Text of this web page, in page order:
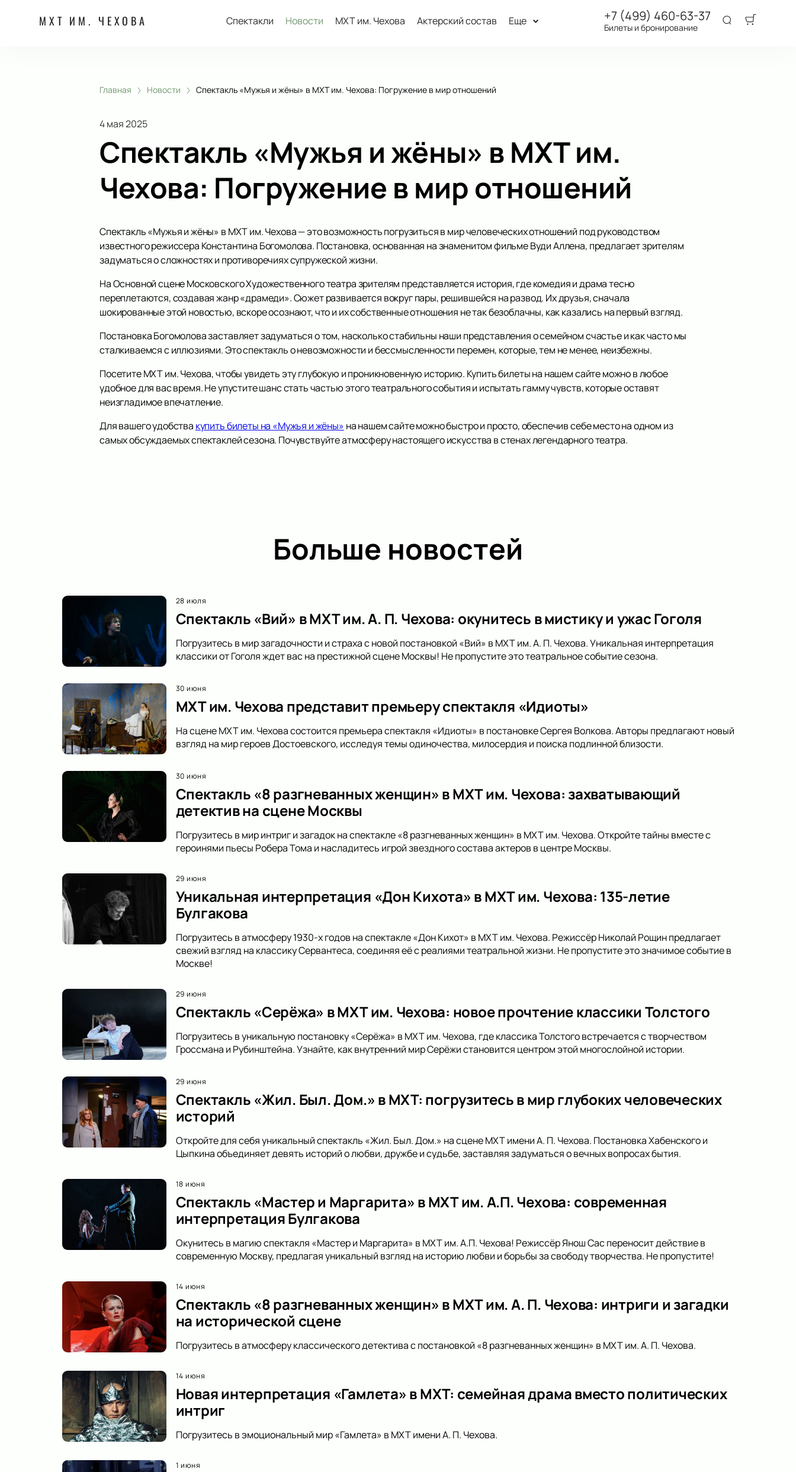
МХТ ИМ. ЧЕХОВА Спектакли Новости МХТ им. Чехова Актерский состав Еще +7 (499) 460-63-37
Билеты и бронирование
Главная Новости Спектакль «Мужья и жёны» в МХТ им. Чехова: Погружение в мир отношений
4 мая 2025
Спектакль «Мужья и жёны» в МХТ им.
Чехова: Погружение в мир отношений
Спектакль «Мужья и жёны» в МХТ им. Чехова — это возможность погрузиться в мир человеческих отношений под руководством
известного режиссера Константина Богомолова. Постановка, основанная на знаменитом фильме Вуди Аллена, предлагает зрителям
задуматься о сложностях и противоречиях супружеской жизни.
На Основной сцене Московского Художественного театра зрителям представляется история, где комедия и драма тесно
переплетаются, создавая жанр «драмеди». Сюжет развивается вокруг пары, решившейся на развод. Их друзья, сначала
шокированные этой новостью, вскоре осознают, что и их собственные отношения не так безоблачны, как казались на первый взгляд.
Постановка Богомолова заставляет задуматься о том, насколько стабильны наши представления о семейном счастье и как часто мы
сталкиваемся с иллюзиями. Это спектакль о невозможности и бессмысленности перемен, которые, тем не менее, неизбежны.
Посетите МХТ им. Чехова, чтобы увидеть эту глубокую и проникновенную историю. Купить билеты на нашем сайте можно в любое
удобное для вас время. Не упустите шанс стать частью этого театрального события и испытать гамму чувств, которые оставят
неизгладимое впечатление.
Для вашего удобства купить билеты на «Мужья и жёны» на нашем сайте можно быстро и просто, обеспечив себе место на одном из
самых обсуждаемых спектаклей сезона. Почувствуйте атмосферу настоящего искусства в стенах легендарного театра.
Больше новостей
28 июля
Спектакль «Вий» в МХТ им. А. П. Чехова: окунитесь в мистику и ужас Гоголя
Погрузитесь в мир загадочности и страха с новой постановкой «Вий» в МХТ им. А. П. Чехова. Уникальная интерпретация
классики от Гоголя ждет вас на престижной сцене Москвы! Не пропустите это театральное событие сезона.
30 июня
МХТ им. Чехова представит премьеру спектакля «Идиоты»
На сцене МХТ им. Чехова состоится премьера спектакля «Идиоты» в постановке Сергея Волкова. Авторы предлагают новый
взгляд на мир героев Достоевского, исследуя темы одиночества, милосердия и поиска подлинной близости.
30 июня
Спектакль «8 разгневанных женщин» в МХТ им. Чехова: захватывающий
детектив на сцене Москвы
Погрузитесь в мир интриг и загадок на спектакле «8 разгневанных женщин» в МХТ им. Чехова. Откройте тайны вместе с
героинями пьесы Робера Тома и насладитесь игрой звездного состава актеров в центре Москвы.
29 июня
Уникальная интерпретация «Дон Кихота» в МХТ им. Чехова: 135-летие
Булгакова
Погрузитесь в атмосферу 1930-х годов на спектакле «Дон Кихот» в МХТ им. Чехова. Режиссёр Николай Рощин предлагает
свежий взгляд на классику Сервантеса, соединяя её с реалиями театральной жизни. Не пропустите это значимое событие в
Москве!
29 июня
Спектакль «Серёжа» в МХТ им. Чехова: новое прочтение классики Толстого
Погрузитесь в уникальную постановку «Серёжа» в МХТ им. Чехова, где классика Толстого встречается с творчеством
Гроссмана и Рубинштейна. Узнайте, как внутренний мир Серёжи становится центром этой многослойной истории.
29 июня
Спектакль «Жил. Был. Дом.» в МХТ: погрузитесь в мир глубоких человеческих
историй
Откройте для себя уникальный спектакль «Жил. Был. Дом.» на сцене МХТ имени А. П. Чехова. Постановка Хабенского и
Цыпкина объединяет девять историй о любви, дружбе и судьбе, заставляя задуматься о вечных вопросах бытия.
18 июня
Спектакль «Мастер и Маргарита» в МХТ им. А.П. Чехова: современная
интерпретация Булгакова
Окунитесь в магию спектакля «Мастер и Маргарита» в МХТ им. А.П. Чехова! Режиссёр Янош Сас переносит действие в
современную Москву, предлагая уникальный взгляд на историю любви и борьбы за свободу творчества. Не пропустите!
14 июня
Спектакль «8 разгневанных женщин» в МХТ им. А. П. Чехова: интриги и загадки
на исторической сцене
Погрузитесь в атмосферу классического детектива с постановкой «8 разгневанных женщин» в МХТ им. А. П. Чехова.
14 июня
Новая интерпретация «Гамлета» в МХТ: семейная драма вместо политических
интриг
Погрузитесь в эмоциональный мир «Гамлета» в МХТ имени А. П. Чехова.
1 июня